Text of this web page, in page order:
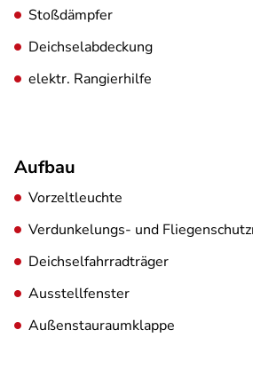
Stoßdämpfer
Deichselabdeckung
elektr. Rangierhilfe
Aufbau
Vorzeltleuchte
Verdunkelungs- und
Deichselfahrradträger
Ausstellfenster
Außenstauraumklappe